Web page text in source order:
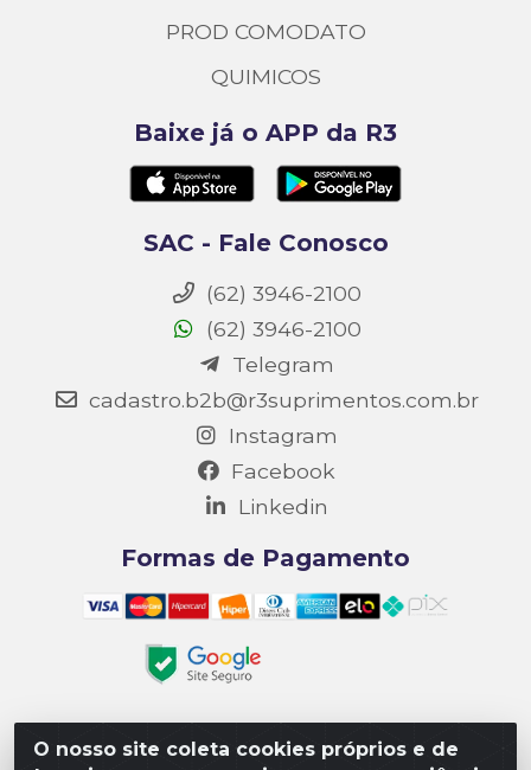
O nosso site coleta cookies próprios e de
PROD COMODATO
QUIMICOS
Baixe já o APP da R3
SAC - Fale Conosco
(62) 3946-2100
(62) 3946-2100
Telegram
cadastro.b2b@r3suprimentos.com.br
Instagram
Facebook
Linkedin
Formas de Pagamento
Matriz R3 Suprimentos - Rua 14, Polo Empresarial Goiás